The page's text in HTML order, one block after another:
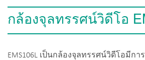
กล้องจุลทรรศน์วิดีโอ
EMS106L เป็นกล้องจุลทรรศน์วิดีโอมีก